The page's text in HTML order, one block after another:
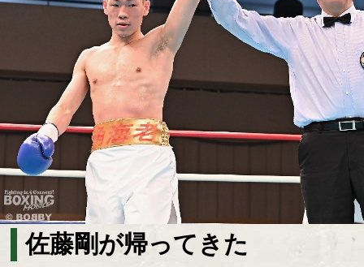
佐藤剛が帰ってきた